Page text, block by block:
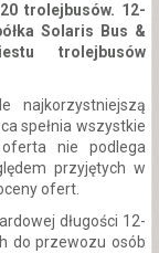
trolejbusów. 12-
Solaris Bus &
trolejbusów
najkorzystniejszą
spełnia wszystkie
nie podlega
przyjętych w
ofert.
długości 12-
do przewozu osób